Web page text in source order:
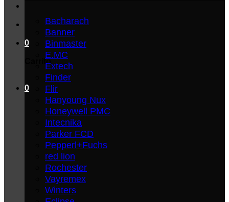
0
Carrito
0
Bacharach
Banner
Binmaster
E.MC
Extech
Finder
Flir
Hanyoung Nux
Honeywell PMC
Intecnika
Parker FCD
Pepperl+Fuchs
red lion
Rochester
Vayremex
Winters